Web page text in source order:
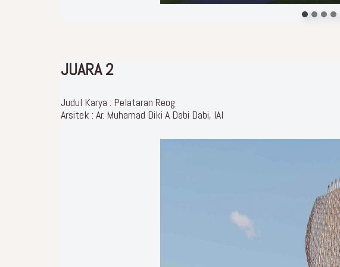
JUARA 2
Judul Karya : Pelataran Reog
Arsitek : Ar. Muhamad Diki A Dabi Dabi, IAI